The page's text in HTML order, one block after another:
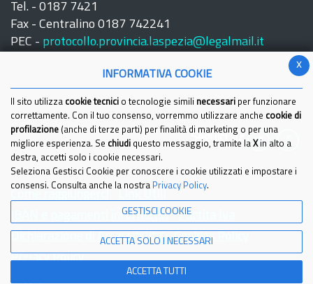
Tel. - 0187 7421
Fax - Centralino 0187 742241
PEC - protocollo.provincia.laspezia@legalmail.it
Seguici su:
IBAN e pagamenti informatici
Partita Iva
Dichiarazione di Accessibilita'
Cookies Policy
Privacy Policy
© 2021 Provincia della Spezia - Tutti i diritti riservati
x
INFORMATIVA COOKIE
Il sito utilizza cookie tecnici o tecnologie simili necessari per funzionare
correttamente. Con il tuo consenso, vorremmo utilizzare anche cookie di
profilazione (anche di terze parti) per finalità di marketing o per una
migliore esperienza. Se chiudi questo messaggio, tramite la Xin alto a
destra, accetti solo i cookie necessari.
Seleziona Gestisci Cookie per conoscere i cookie utilizzati e impostare i
consensi. Consulta anche la nostra Privacy Policy.
GESTISCI COOKIE
ACCETTA SOLO I NECESSARI
ACCETTA TUTTI